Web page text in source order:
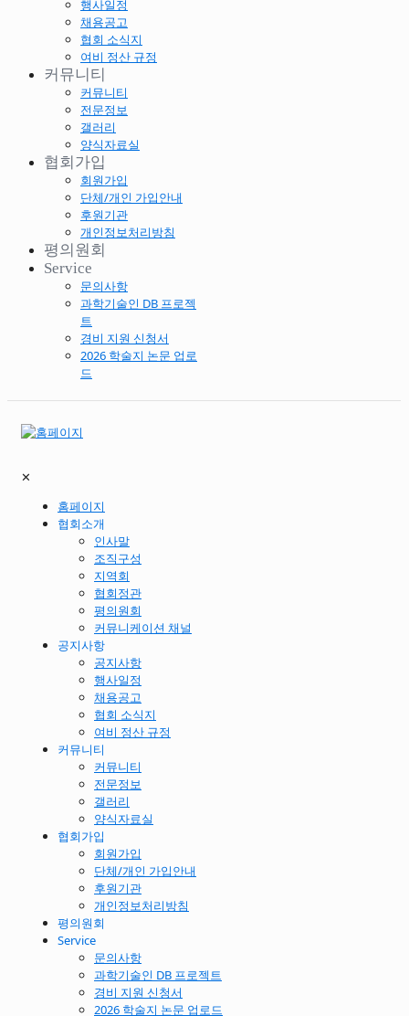
행사일정
채용공고
협회 소식지
여비 정산 규정
커뮤니티
커뮤니티
전문정보
갤러리
양식자료실
협회가입
회원가입
단체/개인 가입안내
후원기관
개인정보처리방침
평의원회
Service
문의사항
과학기술인 DB 프로젝
트
경비 지원 신청서
2026 학술지 논문 업로
드
✕
홈페이지
협회소개
인사말
조직구성
지역회
협회정관
평의원회
커뮤니케이션 채널
공지사항
공지사항
행사일정
채용공고
협회 소식지
여비 정산 규정
커뮤니티
커뮤니티
전문정보
갤러리
양식자료실
협회가입
회원가입
단체/개인 가입안내
후원기관
개인정보처리방침
평의원회
Service
문의사항
과학기술인 DB 프로젝트
경비 지원 신청서
2026 학술지 논문 업로드